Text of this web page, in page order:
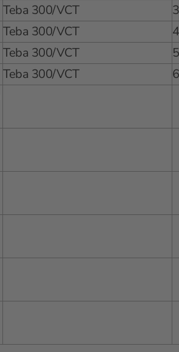
Teba 300/VCT
Teba 300/VCT
Teba 300/VCT
Teba 300/VCT